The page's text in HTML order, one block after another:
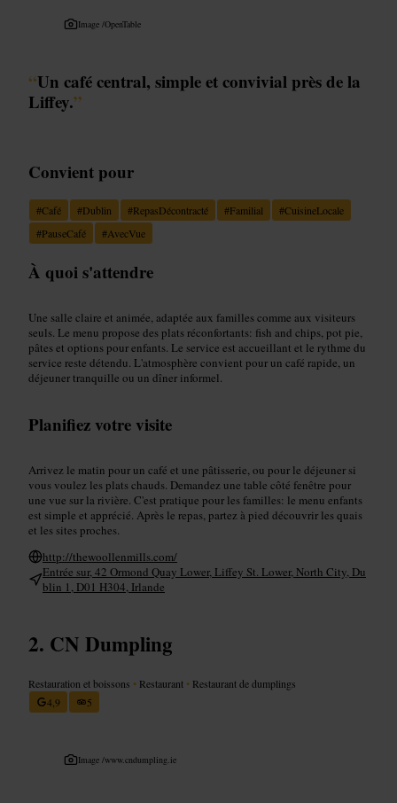
Image /OpenTable
“Un café central, simple et convivial près de la
Liffey.”
Convient pour
#Café #Dublin #RepasDécontracté #Familial #CuisineLocale
#PauseCafé #AvecVue
À quoi s'attendre
Une salle claire et animée, adaptée aux familles comme aux visiteurs
seuls. Le menu propose des plats réconfortants: fish and chips, pot pie,
pâtes et options pour enfants. Le service est accueillant et le rythme du
service reste détendu. L'atmosphère convient pour un café rapide, un
déjeuner tranquille ou un dîner informel.
Planifiez votre visite
Arrivez le matin pour un café et une pâtisserie, ou pour le déjeuner si
vous voulez les plats chauds. Demandez une table côté fenêtre pour
une vue sur la rivière. C'est pratique pour les familles: le menu enfants
est simple et apprécié. Après le repas, partez à pied découvrir les quais
et les sites proches.
http://thewoollenmills.com/
Entrée sur, 42 Ormond Quay Lower, Liffey St. Lower, North City, Du
blin 1, D01 H304, Irlande
CN Dumpling
Restauration et boissons • Restaurant • Restaurant de dumplings
4,9
5
Image /www.cndumpling.ie